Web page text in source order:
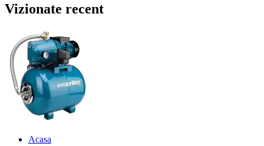
Vizionate recent
Acasa